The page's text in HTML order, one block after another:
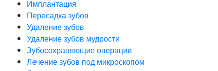
Имплантация
Пересадка зубов
Удаление зубов
Удаление зубов мудрости
Зубосохраняющие операции
Лечение зубов под микроскопом